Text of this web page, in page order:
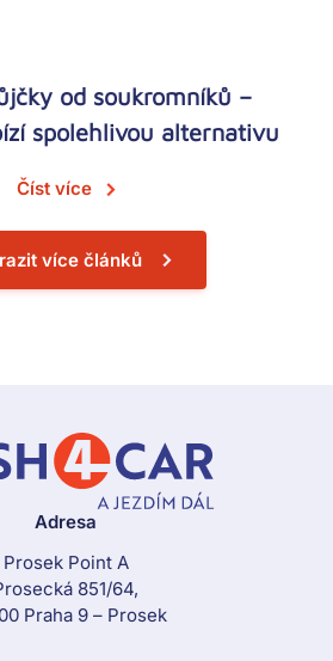
od soukromníků –
spolehlivou alternativu
Číst více
více článků
Adresa
Prosek Point A
851/64,
Praha 9 – Prosek